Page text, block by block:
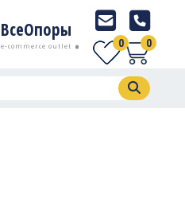
ВсеОпоры
e-commerce outlet 0
0